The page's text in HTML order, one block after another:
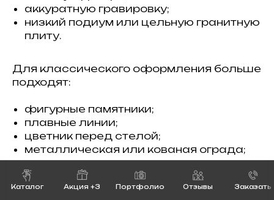
Каталог Акция +3 Портфолио Отзывы Заказать
аккуратную гравировку;
низкий подиум или цельную гранитную
плиту.
Для классического оформления больше
подходят:
фигурные памятники;
плавные линии;
цветник перед стелой;
металлическая или кованая ограда;
вазы, лампады, медальоны;
спокойные декоративные элементы.